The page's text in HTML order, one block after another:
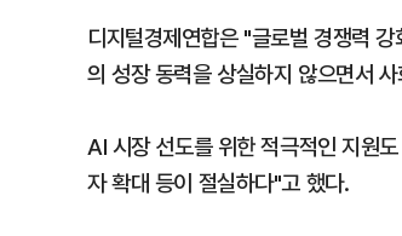
디지털경제연합은 "글로벌 경쟁력
의 성장 동력을 상실하지 않으면서
AI 시장 선도를 위한 적극적인 지원
자 확대 등이 절실하다"고 했다.